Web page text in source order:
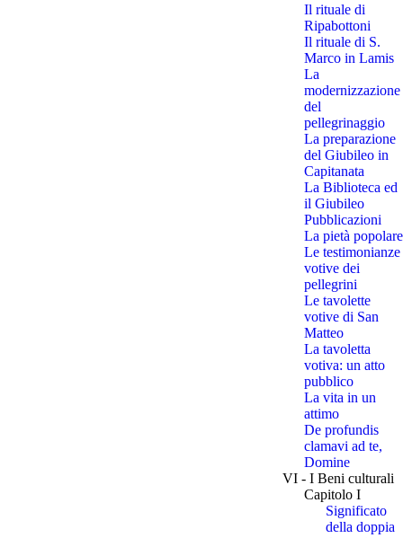
Il rituale di
Ripabottoni
Il rituale di S.
Marco in Lamis
La
modernizzazione
del
pellegrinaggio
La preparazione
del Giubileo in
Capitanata
La Biblioteca ed
il Giubileo
Pubblicazioni
La pietà popolare
Le testimonianze
votive dei
pellegrini
Le tavolette
votive di San
Matteo
La tavoletta
votiva: un atto
pubblico
La vita in un
attimo
De profundis
clamavi ad te,
Domine
VI - I Beni culturali
Capitolo I
Significato
della doppia